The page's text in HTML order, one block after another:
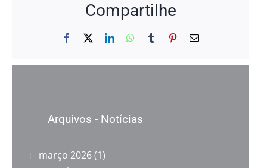
Compartilhe
Facebook LinkedInWhatsApp
Tumblr Pinterest
E-
Arquivos - Notícias
março 2026(1)